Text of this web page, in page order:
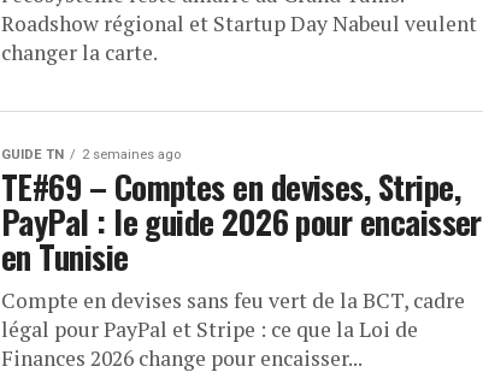
Roadshow régional et Startup Day Nabeul veulent
changer la carte.
GUIDE TN 2 semaines ago
TE#69 – Comptes en devises, Stripe,
PayPal : le guide 2026 pour encaisser
en Tunisie
Compte en devises sans feu vert de la BCT, cadre
légal pour PayPal et Stripe : ce que la Loi de
Finances 2026 change pour encaisser...